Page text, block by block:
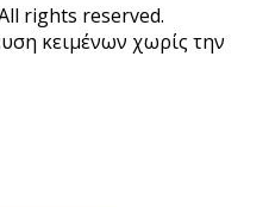
rights reserved.
κειμένων χωρίς την